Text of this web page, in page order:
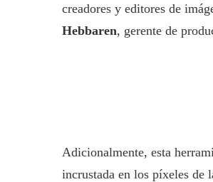
creadores y editores de
Hebbaren, gerente de
Adicionalmente, esta
incrustada en los píxeles de